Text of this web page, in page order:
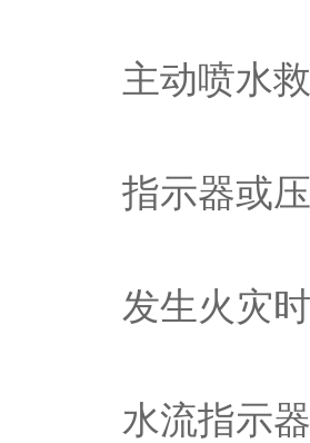
主动喷水
指示器或
发生火灾
水流指示